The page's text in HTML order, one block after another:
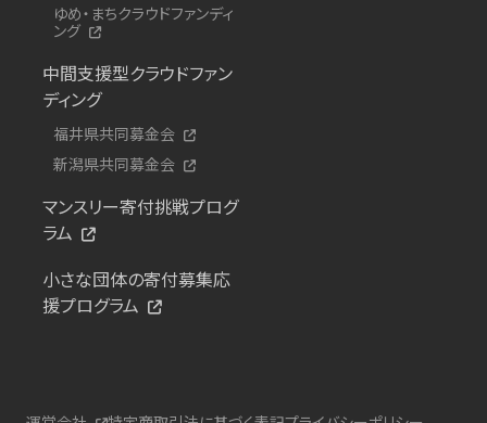
ゆめ・まちクラウドファンディ
ング
中間支援型クラウドファン
ディング
福井県共同募金会
新潟県共同募金会
マンスリー寄付挑戦プログ
ラム
小さな団体の寄付募集応
援プログラム